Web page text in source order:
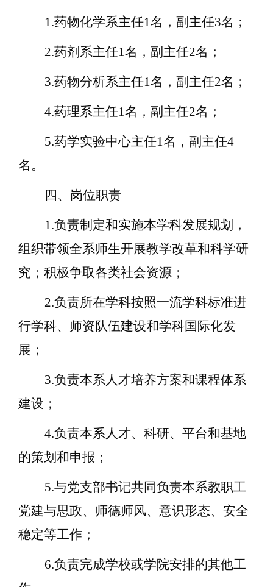
1.药物化学系主任1名，副主任3名；
2.药剂系主任1名，副主任2名；
3.药物分析系主任1名，副主任2名；
4.药理系主任1名，副主任2名；
5.药学实验中心主任1名，副主任4
名。
四、岗位职责
1.负责制定和实施本学科发展规划，
组织带领全系师生开展教学改革和科学研
究；积极争取各类社会资源；
2.负责所在学科按照一流学科标准进
行学科、师资队伍建设和学科国际化发
展；
3.负责本系人才培养方案和课程体系
建设；
4.负责本系人才、科研、平台和基地
的策划和申报；
5.与党支部书记共同负责本系教职工
党建与思政、师德师风、意识形态、安全
稳定等工作；
6.负责完成学校或学院安排的其他工